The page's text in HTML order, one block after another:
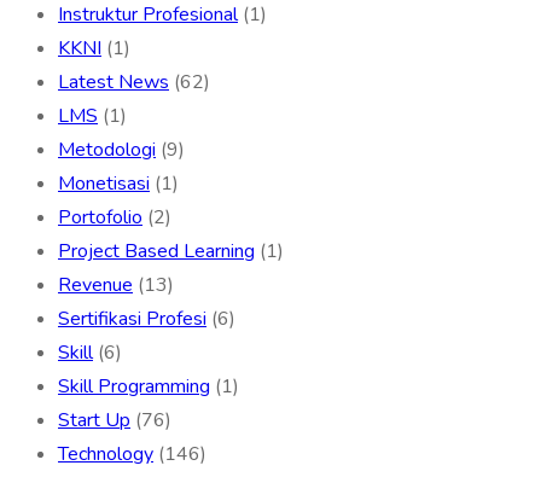
Instruktur Profesional(1)
KKNI (1)
Latest News (62)
LMS (1)
Metodologi (9)
Monetisasi (1)
Portofolio (2)
Project Based Learning (1)
Revenue (13)
Sertifikasi Profesi (6)
Skill(6)
Skill Programming (1)
Start Up (76)
Technology (146)